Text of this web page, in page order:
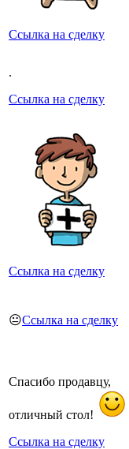
Ссылка на сделку
.
Ссылка на сделку
Ссылка на сделку
😐Ссылка на сделку
Спасибо продавцу,
отличный стол!
Ссылка на сделку